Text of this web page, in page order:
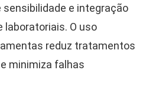
e integração
O uso
reduz tratamentos
minimiza falhas